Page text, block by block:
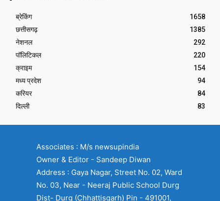
ब्रेकिंग
1658
छत्तीसगढ़
1385
नेशनल
292
पॉलिटिकल
220
क्राइम
154
मध्य प्रदेश
94
करियर
84
दिल्ली
83
Associates : M/s newsupindia
Owner & Editor - Sandeep Diwan
Address : Gaya Nagar, Street No. 02, Ward
No. 03, Near - Neeraj Public School Durg
Dist- Durg (Chhattisgarh) Pin - 491001,